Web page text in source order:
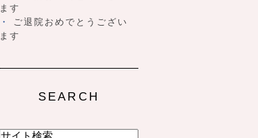
ます
ご退院おめでとうござい
ます
SEARCH